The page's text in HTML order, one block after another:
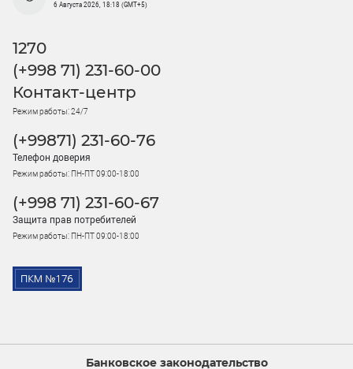
6 Августа 2026, 18:18 (GMT+5)
1270
(+998 71) 231-60-00
Контакт-центр
Режим работы: 24/7
(+99871) 231-60-76
Телефон доверия
Режим работы: ПН-ПТ 09:00-18:00
(+998 71) 231-60-67
Защита прав потребителей
Режим работы: ПН-ПТ 09:00-18:00
Банковское законодательство